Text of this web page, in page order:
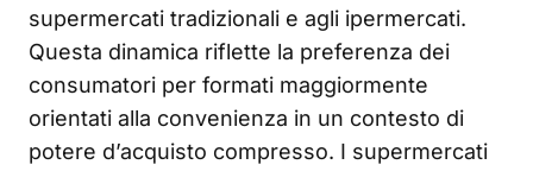
supermercati tradizionali e agli ipermercati.
Questa dinamica riflette la preferenza dei
consumatori per formati maggiormente
orientati alla convenienza in un contesto di
potere d’acquisto compresso. I supermercati